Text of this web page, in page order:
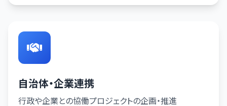
自治体・企業連携
行政や企業との協働プロジェクトの企画・推進